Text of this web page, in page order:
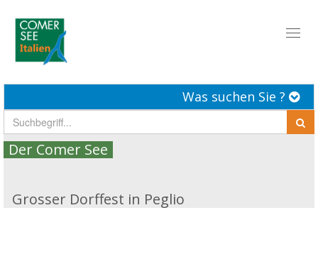
Was suchen Sie ?
Der Comer See
Grosser Dorffest in Peglio